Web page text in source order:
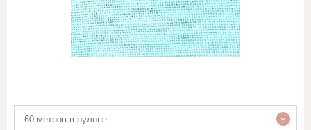
60 метров в рулоне